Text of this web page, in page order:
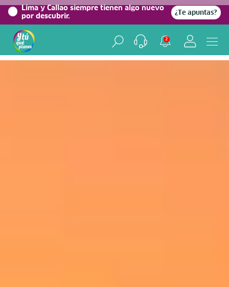
Lima y Callao siempre tienen algo nuevo
por descubrir.
¿Te apuntas?
2
Home/Blog viajero